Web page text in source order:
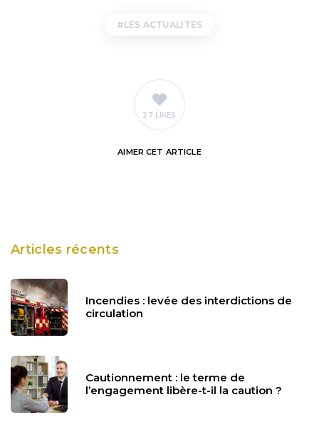
LES ACTUALITES
27 LIKES
AIMER CET ARTICLE
Articles récents
Incendies : levée des interdictions de
circulation
Cautionnement : le terme de
l’engagement libère-t-il la caution ?